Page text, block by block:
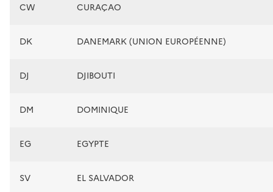
CW CURAÇAO
DK DANEMARK (UNION EUROPÉENNE)
DJ DJIBOUTI
DM DOMINIQUE
EG EGYPTE
SV EL SALVADOR